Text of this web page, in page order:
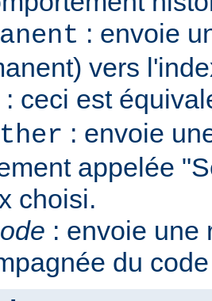
: envoie
vers
: ceci est
: envoie
appelée
choisi.
: envoie une
du